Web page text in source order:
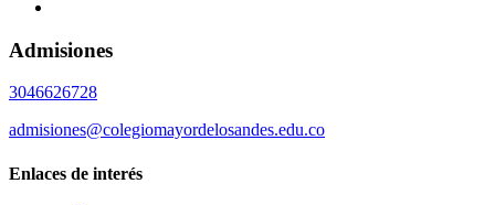
Admisiones
3046626728
admisiones@colegiomayordelosandes.edu.co
Enlaces de interés